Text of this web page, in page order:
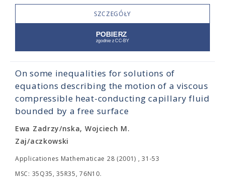
SZCZEGÓŁY
On some inequalities for solutions of
equations describing the motion of a viscous
compressible heat-conducting capillary fluid
bounded by a free surface
Ewa Zadrzy/nska, Wojciech M.
Zaj/aczkowski
Applicationes Mathematicae 28 (2001) , 31-53
MSC: 35Q35, 35R35, 76N10.